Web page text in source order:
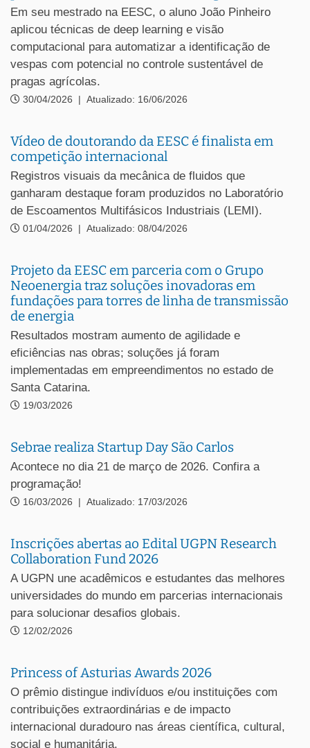
Em seu mestrado na EESC, o aluno João Pinheiro
aplicou técnicas de deep learning e visão
computacional para automatizar a identificação de
vespas com potencial no controle sustentável de
pragas agrícolas.
30/04/2026 Atualizado: 16/06/2026
Vídeo de doutorando da EESC é finalista em
competição internacional
Registros visuais da mecânica de fluidos que
ganharam destaque foram produzidos no Laboratório
de Escoamentos Multifásicos Industriais (LEMI).
01/04/2026 Atualizado: 08/04/2026
Projeto da EESC em parceria com o Grupo
Neoenergia traz soluções inovadoras em
fundações para torres de linha de transmissão
de energia
Resultados mostram aumento de agilidade e
eficiências nas obras; soluções já foram
implementadas em empreendimentos no estado de
Santa Catarina.
19/03/2026
Sebrae realiza Startup Day São Carlos
Acontece no dia 21 de março de 2026. Confira a
programação!
16/03/2026 Atualizado: 17/03/2026
Inscrições abertas ao Edital UGPN Research
Collaboration Fund 2026
A UGPN une acadêmicos e estudantes das melhores
universidades do mundo em parcerias internacionais
para solucionar desafios globais.
12/02/2026
Princess of Asturias Awards 2026
O prêmio distingue indivíduos e/ou instituições com
contribuições extraordinárias e de impacto
internacional duradouro nas áreas científica, cultural,
social e humanitária.